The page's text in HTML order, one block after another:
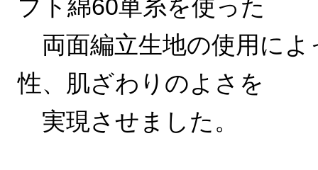
プト綿60単糸を使った
両面編立生地の使用によ
性、肌ざわりのよさを
実現させました。